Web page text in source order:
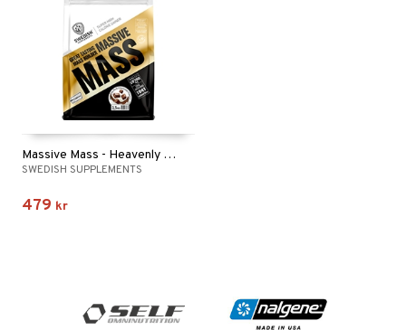
Massive Mass - Heavenly Rich Chocolate
SWEDISH SUPPLEMENTS
479 kr